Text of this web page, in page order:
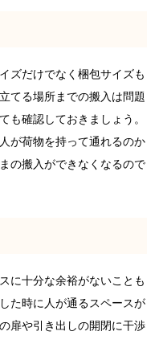
ズだけでなく梱包サイズも
てる場所までの搬入は問題
も確認しておきましょう。
が荷物を持って通れるのか
の搬入ができなくなるので
に十分な余裕がないことも
た時に人が通るスペースが
扉や引き出しの開閉に干渉